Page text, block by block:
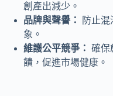
創產出減少。
品牌與聲譽：
防止
象。
維護公平競爭： 確保
饋，促進市場健康。